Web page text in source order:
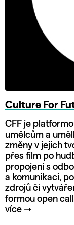
Culture For
CFF je
umělcům a
změny v jejich
přes film po
propojení s
a komunikaci,
zdrojů či
formou open
více ➝